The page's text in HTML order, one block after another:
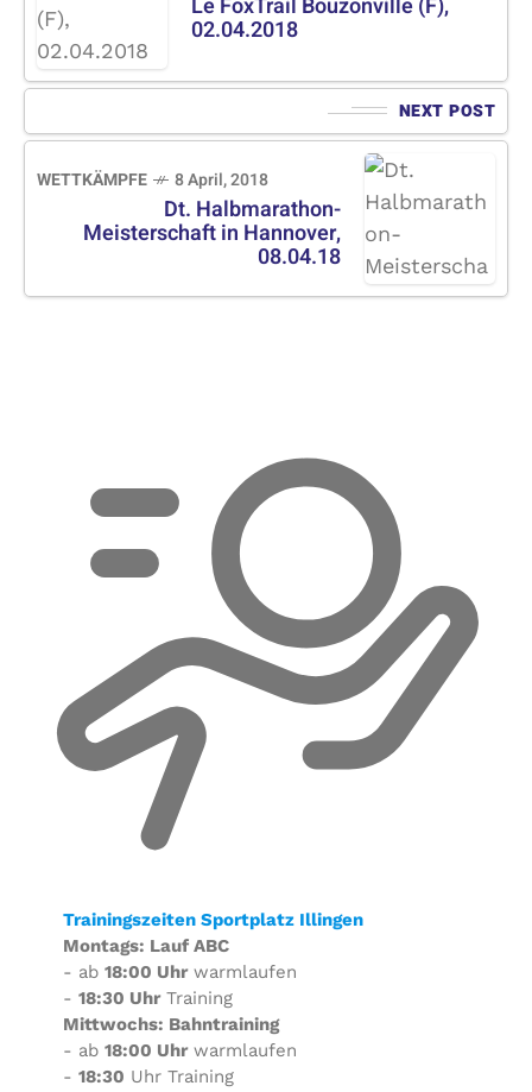
02.04.2018
NEXT POST
WETTKÄMPFE 8 April, 2018
Dt. Halbmarathon-
Meisterschaft in Hannover,
08.04.18
Trainingszeiten Sportplatz Illingen
Montags: Lauf ABC
- ab 18:00 Uhrwarmlaufen
- 18:30 UhrTraining
Mittwochs: Bahntraining
- ab 18:00 Uhrwarmlaufen
- 18:30 Uhr Training